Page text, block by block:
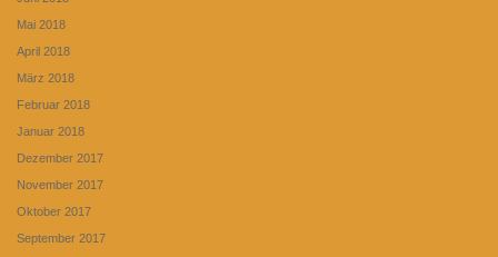
Mai 2018
April 2018
März 2018
Februar 2018
Januar 2018
Dezember 2017
November 2017
Oktober 2017
September 2017